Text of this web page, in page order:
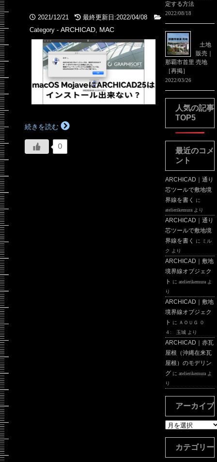
2021/12/21
最終更新日:2022/04/08
Category - ARCHICAD MAC
続きを読む
0
定する方法
2022/08/18
土地
販売｜
那覇市首里 売地
［再掲］
2022/03/26
人気の記事
TOP5
最近のコメ
ント
ARCHICAD｜通り
芯ツールで敷地境
界線を書く
に
atelierikemuraより
ARCHICAD｜通り
芯ツールで敷地境
界線を書く
に ミル
ク
より
ARCHICAD｜敷地
境界線オブジェク
ト
に atelierikemuraよ
り
ARCHICAD｜敷地
境界線オブジェク
ト
に ＡＯＵＧ ０
４: 玉城より
ARCHICAD｜赤瓦
屋根（沖縄在来瓦
屋根）のモデリン
グ に atelierikemuraよ
り
アーカイブ
ア
カテゴリー